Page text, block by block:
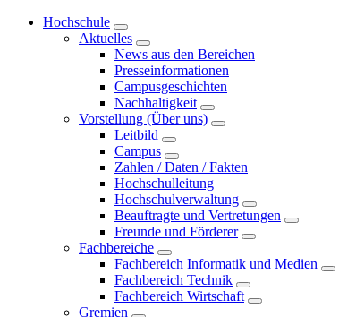
Hochschule
Aktuelles
News aus den Bereichen
Presseinformationen
Campusgeschichten
Nachhaltigkeit
Vorstellung (Über uns)
Leitbild
Campus
Zahlen / Daten / Fakten
Hochschulleitung
Hochschulverwaltung
Beauftragte und Vertretungen
Freunde und Förderer
Fachbereiche
Fachbereich Informatik und Medien
Fachbereich Technik
Fachbereich Wirtschaft
Gremien